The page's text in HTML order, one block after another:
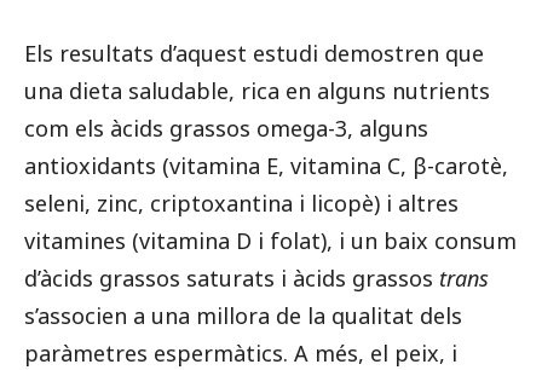
Els resultats d’aquest estudi demostren que
una dieta saludable, rica en alguns nutrients
com els àcids grassos omega-3, alguns
antioxidants (vitamina E, vitamina C, β-carotè,
seleni, zinc, criptoxantina i licopè) i altres
vitamines (vitamina D i folat), i un baix consum
d’àcids grassos saturats i àcids grassos trans
s’associen a una millora de la qualitat dels
paràmetres espermàtics. A més, el peix, i